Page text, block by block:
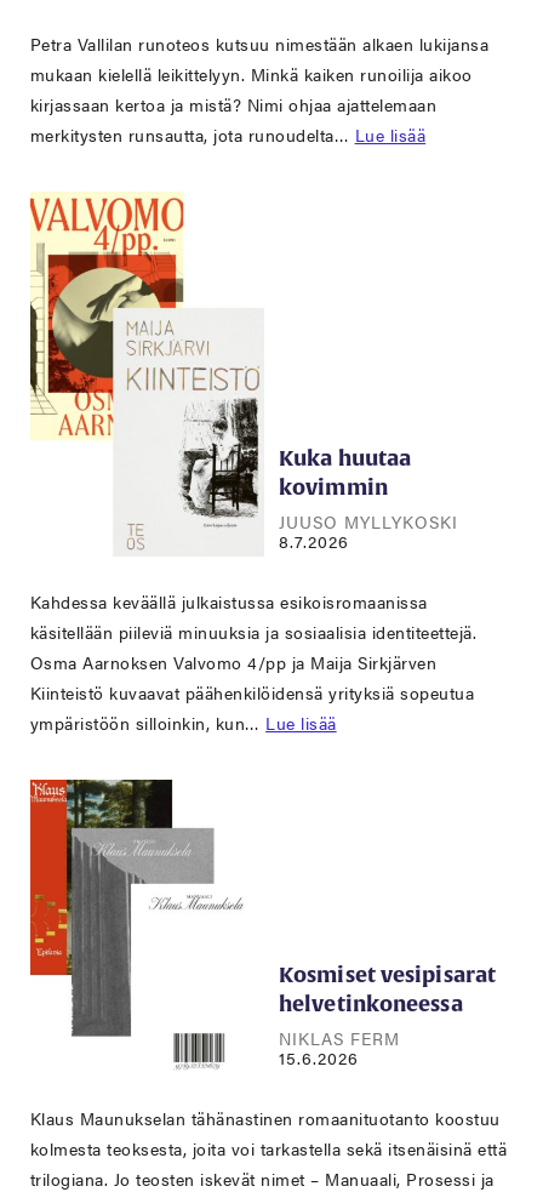
Petra Vallilan runoteos kutsuu nimestään alkaen lukijansa
mukaan kielellä leikittelyyn. Minkä kaiken runoilija aikoo
kirjassaan kertoa ja mistä? Nimi ohjaa ajattelemaan
merkitysten runsautta, jota runoudelta… Lue lisää
Kuka huutaa
kovimmin
JUUSO MYLLYKOSKI
8.7.2026
Kahdessa keväällä julkaistussa esikoisromaanissa
käsitellään piileviä minuuksia ja sosiaalisia identiteettejä.
Osma Aarnoksen Valvomo 4/pp ja Maija Sirkjärven
Kiinteistö kuvaavat päähenkilöidensä yrityksiä sopeutua
ympäristöön silloinkin, kun… Lue lisää
Kosmiset vesipisarat
helvetinkoneessa
NIKLAS FERM
15.6.2026
Klaus Maunukselan tähänastinen romaanituotanto koostuu
kolmesta teoksesta, joita voi tarkastella sekä itsenäisinä että
trilogiana. Jo teosten iskevät nimet – Manuaali, Prosessi ja